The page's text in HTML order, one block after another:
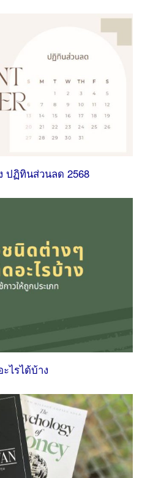
ปฏิทินส่วนลด 2568
ไรได้บ้าง